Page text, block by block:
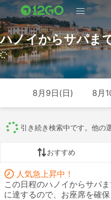
ハノイからサパま
8月9日(日) 8月
引き続き検索中です。他の
おすすめ
人気急上昇中！
この日程のハノイからサパ
に達するので、お座席を確保